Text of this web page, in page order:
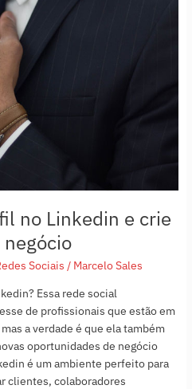
no Linkedin e crie
Sociais / Marcelo Sales
Essa rede social
de profissionais que estão em
a verdade é que ela também
oportunidades de negócio
é um ambiente perfeito para
clientes, colaboradores